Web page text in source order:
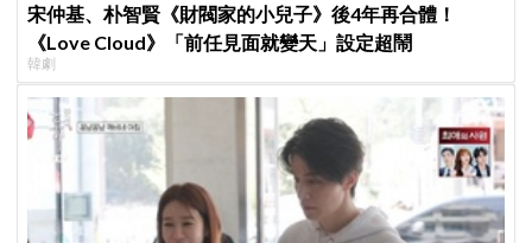
宋仲基、朴智賢《財閥家的小兒子》後4年再合體！
《Love Cloud》「前任見面就變天」設定超鬧
韓劇